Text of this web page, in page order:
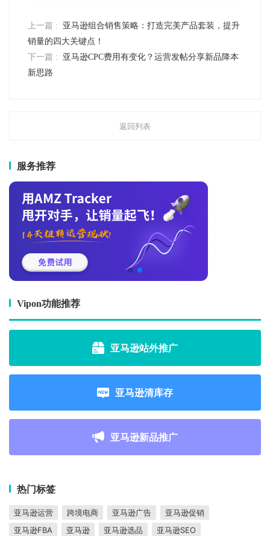
上一篇 :
亚马逊组合销售策略：打造完美产品套装，提升
销量的四大关键点！
下一篇 :
亚马逊CPC费用有变化？运营发帖分享新品降本
新思路
返回列表
服务推荐
Vipon功能推荐
亚马逊站外推广
亚马逊清库存
亚马逊新品推广
热门标签
亚马逊运营 跨境电商 亚马逊广告
亚马逊促销
亚马逊FBA
亚马逊 亚马逊选品
亚马逊SEO